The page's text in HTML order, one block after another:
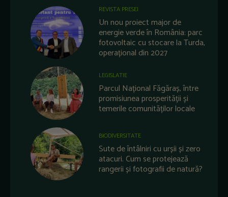
REVISTA PRESEI
Un nou proiect major de
energie verde în România: parc
fotovoltaic cu stocare la Turda,
operațional din 2027
LEGISLATIE
Parcul Național Făgăraș, între
promisiunea prosperității și
temerile comunităților locale
BIODIVERSITATE
Sute de întâlniri cu urșii și zero
atacuri. Cum se protejează
rangerii și fotografii de natură?